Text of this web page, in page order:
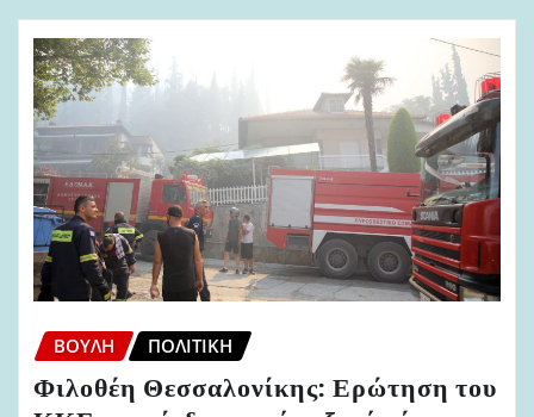
ΒΟΥΛΉ ΠΟΛΙΤΙΚΉ
Φιλοθέη Θεσσαλονίκης: Ερώτηση του